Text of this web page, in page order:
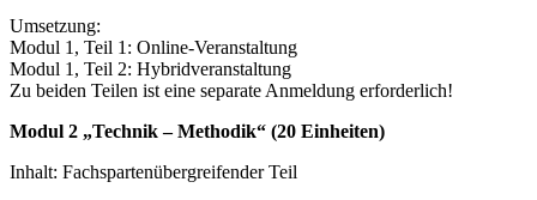
Umsetzung:
Modul 1, Teil 1: Online-Veranstaltung
Modul 1, Teil 2: Hybridveranstaltung
Zu beiden Teilen ist eine separate Anmeldung erforderlich!
Modul 2 „Technik – Methodik“ (20 Einheiten)
Inhalt: Fachspartenübergreifender Teil